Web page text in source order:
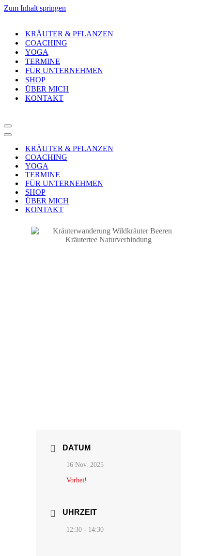
Zum Inhalt springen
KRÄUTER & PFLANZEN
COACHING
YOGA
TERMINE
FÜR UNTERNEHMEN
SHOP
ÜBER MICH
KONTAKT
Navigationsmenü
Navigationsmenü
KRÄUTER & PFLANZEN
COACHING
YOGA
TERMINE
FÜR UNTERNEHMEN
SHOP
ÜBER MICH
KONTAKT
DATUM
16 Nov. 2025
Vorbei!
UHRZEIT
12:30 - 14:30